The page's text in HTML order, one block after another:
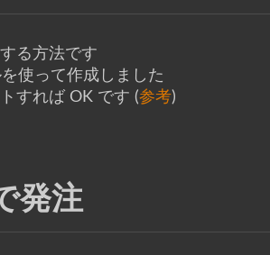
る方法です
使って作成しました
すれば OK です (参考)
発注